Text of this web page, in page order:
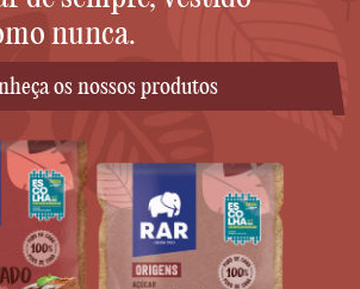
nunca.
os nossos produtos